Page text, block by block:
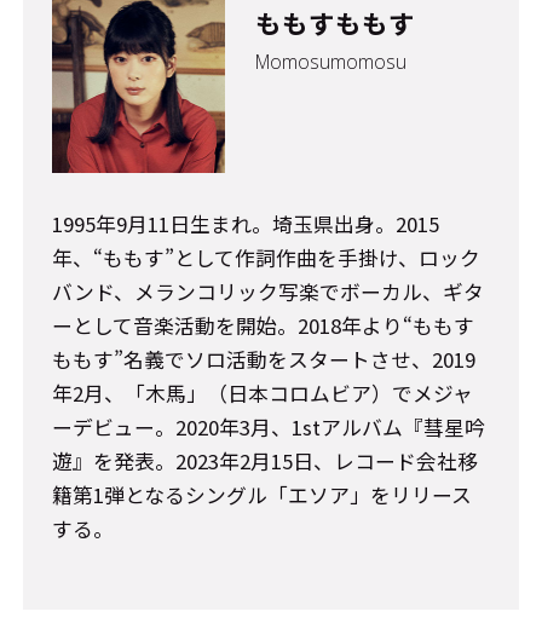
ももすももす
Momosumomosu
1995年9月11日生まれ。埼玉県出身。2015
年、“ももす”として作詞作曲を手掛け、ロック
バンド、メランコリック写楽でボーカル、ギタ
ーとして音楽活動を開始。2018年より“ももす
ももす”名義でソロ活動をスタートさせ、2019
年2月、「木馬」（日本コロムビア）でメジャ
ーデビュー。2020年3月、1stアルバム『彗星吟
遊』を発表。2023年2月15日、レコード会社移
籍第1弾となるシングル「エソア」をリリース
する。